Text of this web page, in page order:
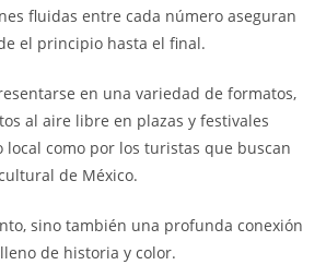
fluidas entre cada número aseguran
el principio hasta el final.
en una variedad de formatos,
al aire libre en plazas y festivales
como por los turistas que buscan
de México.
sino también una profunda conexión
de historia y color.